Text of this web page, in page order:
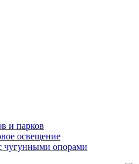
и парков
освещение
чугунными опорами